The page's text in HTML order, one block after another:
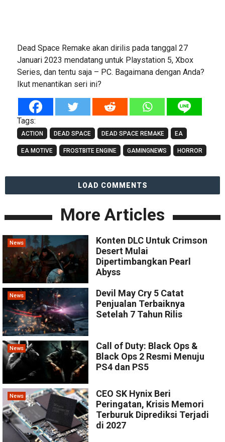
Dead Space Remake akan dirilis pada tanggal 27
Januari 2023 mendatang untuk Playstation 5, Xbox
Series, dan tentu saja – PC. Bagaimana dengan Anda?
Ikut menantikan seri ini?
Tags:
ACTION DEAD SPACE DEAD SPACE REMAKE EA
EA MOTIVE FROSTBITE ENGINE GAMINGNEWS HORROR
LOAD COMMENTS
More Articles
News
Konten DLC Untuk Crimson
Desert Mulai
Dipertimbangkan Pearl
Abyss
News
Devil May Cry 5 Catat
Penjualan Terbaiknya
Setelah 7 Tahun Rilis
News
Call of Duty: Black Ops &
Black Ops 2 Resmi Menuju
PS4 dan PS5
News
CEO SK Hynix Beri
Peringatan, Krisis Memori
Terburuk Diprediksi Terjadi
di 2027